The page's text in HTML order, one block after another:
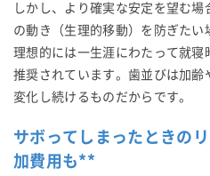
しかし、より確実な安定を望む
の動き（生理的移動）を防ぎたい
理想的には一生涯にわたって就寝
推奨されています。歯並びは加齢
変化し続けるものだからです。
サボってしまったときの
加費用も**